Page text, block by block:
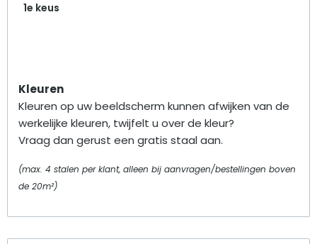
1e keus
Kleuren
Kleuren op uw beeldscherm kunnen afwijken van de
werkelijke kleuren, twijfelt u over de kleur?
Vraag dan gerust een gratis staal aan.
(max. 4 stalen per klant, alleen bij aanvragen/bestellingen boven
de 20m²)